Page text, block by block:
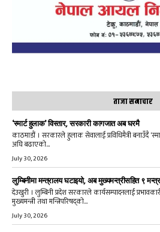
ताजा समाचार
‘स्मार्ट हुलाक’ विस्तार, सरकारी कागजात अब घरमै
काठमाडौं । सरकारले हुलाक सेवालाई प्रविधिमैत्री बनाउँदै
अघि बढाएको...
July 30, 2026
लुम्बिनीमा मन्त्रालय घटाइयो, अब मुख्यमन्त्रीसहित ९
देउखुरी । लुम्बिनी प्रदेश सरकारले कार्यसम्पादनलाई
मुख्यमन्त्री तथा मन्त्रिपरिषद्को...
July 30, 2026